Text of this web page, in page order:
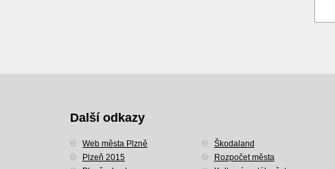
Další odkazy
Web města Plzně
Plzeň 2015
Škodaland
Rozpočet města